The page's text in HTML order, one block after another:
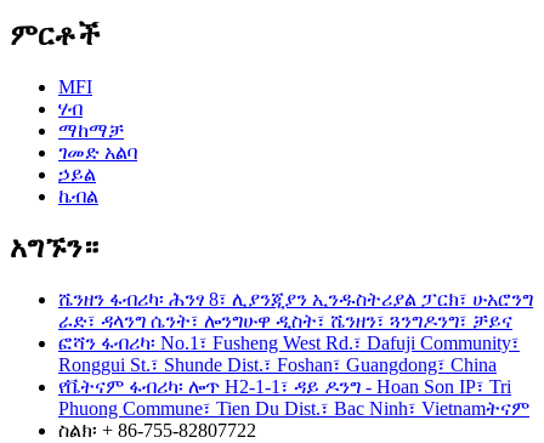
ምርቶች
MFI
ሃብ
ማከማቻ
ገመድ አልባ
ኃይል
ኬብል
አግኙን።
ሼንዘን ፋብሪካ፡ ሕንፃ 8፣ ሊያንጂያን ኢንዱስትሪያል ፓርክ፣ ሁአሮንግ
ራድ፣ ዳላንግ ሴንት፣ ሎንግሁዋ ዲስት፣ ሼንዘን፣ ጓንግዶንግ፣ ቻይና
ፎሻን ፋብሪካ፡ No.1፣ Fusheng West Rd.፣ Dafuji Community፣
Ronggui St.፣ Shunde Dist.፣ Foshan፣ Guangdong፣ China
የቬትናም ፋብሪካ፡ ሎጥ H2-1-1፣ ዳይ ዶንግ - Hoan Son IP፣ Tri
Phuong Commune፣ Tien Du Dist.፣ Bac Ninh፣ Vietnamትናም
ስልክ፡ + 86-755-82807722